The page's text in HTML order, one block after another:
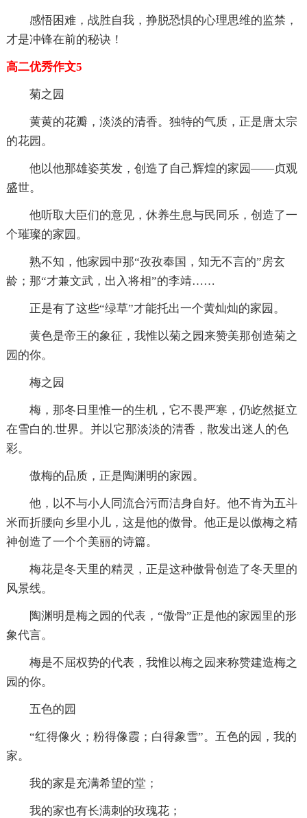
感悟困难，战胜自我，挣脱恐惧的心理思维的监禁，
才是冲锋在前的秘诀！
高二优秀作文5
菊之园
黄黄的花瓣，淡淡的清香。独特的气质，正是唐太宗
的花园。
他以他那雄姿英发，创造了自己辉煌的家园――贞观
盛世。
他听取大臣们的意见，休养生息与民同乐，创造了一
个璀璨的家园。
熟不知，他家园中那“孜孜奉国，知无不言的”房玄
龄；那“才兼文武，出入将相”的李靖……
正是有了这些“绿草”才能托出一个黄灿灿的家园。
黄色是帝王的象征，我惟以菊之园来赞美那创造菊之
园的你。
梅之园
梅，那冬日里惟一的生机，它不畏严寒，仍屹然挺立
在雪白的.世界。并以它那淡淡的清香，散发出迷人的色
彩。
傲梅的品质，正是陶渊明的家园。
他，以不与小人同流合污而洁身自好。他不肯为五斗
米而折腰向乡里小儿，这是他的傲骨。他正是以傲梅之精
神创造了一个个美丽的诗篇。
梅花是冬天里的精灵，正是这种傲骨创造了冬天里的
风景线。
陶渊明是梅之园的代表，“傲骨”正是他的家园里的形
象代言。
梅是不屈权势的代表，我惟以梅之园来称赞建造梅之
园的你。
五色的园
“红得像火；粉得像霞；白得象雪”。五色的园，我的
家。
我的家是充满希望的堂；
我的家也有长满刺的玫瑰花；